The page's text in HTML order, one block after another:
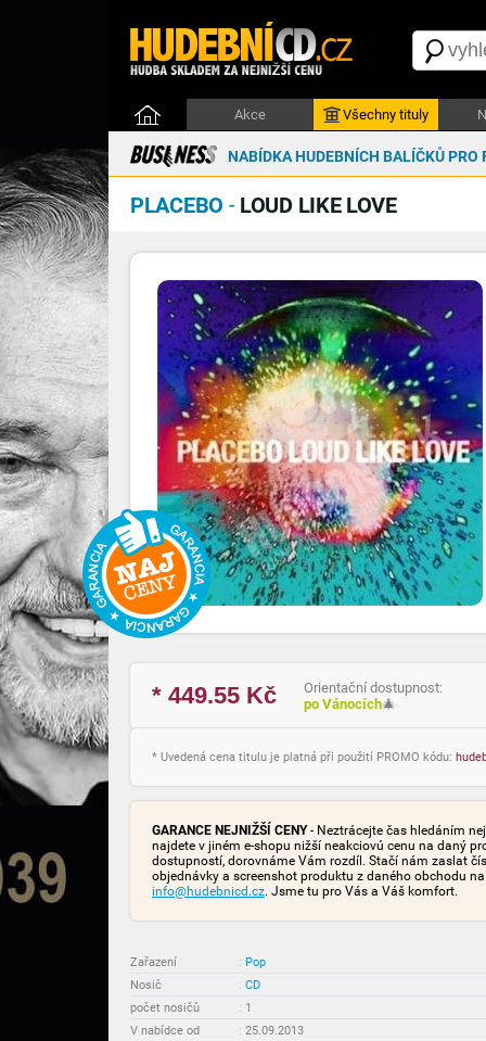
Akce Všechny tituly
NABÍDKA HUDEBNÍCH BALÍČKŮ PRO
PLACEBO - LOUD LIKE LOVE
* 449.55 Kč
Orientační dostupnost:
po Vánocích🎄
* Uvedená cena titulu je platná při použití PROMO kódu:
GARANCE NEJNIŽŠÍ CENY- Neztrácejte čas hledáním
najdete v jiném e-shopu nižší neakciovú cenu na daný
dostupností, dorovnáme Vám rozdíl. Stačí nám zaslat
objednávky a screenshot produktu z daného obchodu
info@hudebnicd.cz. Jsme tu pro Vás a Váš komfort.
Zařazení : Pop
Nosič
: CD
počet nosičů
: 1
V nabídce od
: 25.09.2013